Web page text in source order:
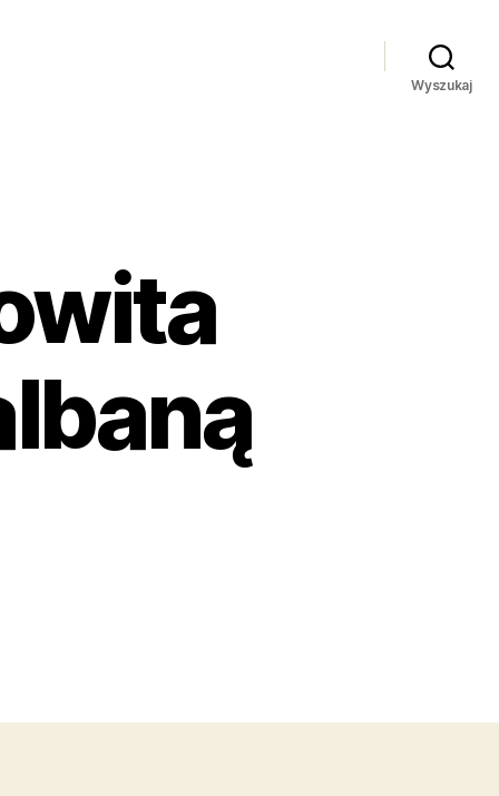
Wyszukaj